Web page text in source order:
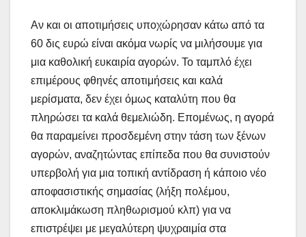
Αν και οι αποτιμήσεις υποχώρησαν κάτω από τα
60 δις ευρώ είναι ακόμα νωρίς να μιλήσουμε για
μια καθολική ευκαιρία αγορών. Το ταμπλό έχει
επιμέρους φθηνές αποτιμήσεις και καλά
μερίσματα, δεν έχει όμως καταλύτη που θα
πληρώσει τα καλά θεμελιώδη. Επομένως, η αγορά
θα παραμείνει προσδεμένη στην τάση των ξένων
αγορών, αναζητώντας επίπεδα που θα συνιστούν
υπερβολή για μια τοπική αντίδραση ή κάποιο νέο
αποφασιστικής σημασίας (λήξη πολέμου,
αποκλιμάκωση πληθωρισμού κλπ) για να
επιστρέψει με μεγαλύτερη ψυχραιμία στα